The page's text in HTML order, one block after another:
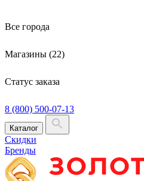
Все города
Магазины (22)
Статус заказа
8 (800) 500-07-13
Каталог
Скидки
Бренды